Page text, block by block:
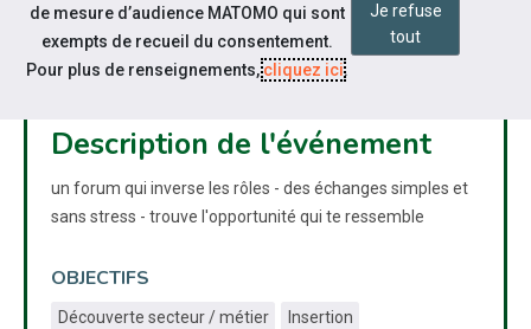
RECRUTE TON BOSS MILLAU
bookmarksForum nest_cam_indoorprésentiel public grand public
Description de l'événement
un forum qui inverse les rôles - des échanges simples et
sans stress - trouve l'opportunité qui te ressemble
OBJECTIFS
Découverte secteur / métier
Insertion
de mesure d’audience MATOMO qui sont
exempts de recueil du consentement.
Pour plus de renseignements,cliquez ici.
Je refuse
tout